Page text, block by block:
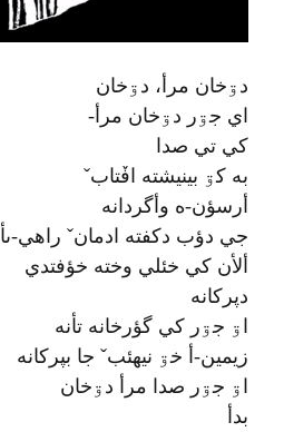
دۊخان مرأ، دۊخان
اي جۊر دۊخان مرأ-
کي تي صدا
به کۊ بينيشته افٚتابˇ
أرسؤن-ه وأگردانه
جي دؤب دکفته ادمانˇ راهي-ىأ
ألأن کي خئلي وخته خؤفتدي
دپرکانه
اۊ جۊر کي گؤرخانه تأنه
زيمين-أ خۊ نيهئبˇ جا بپرکانه
اۊ جۊر صدا مرأ دۊخان
بدأ